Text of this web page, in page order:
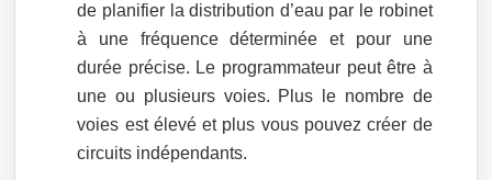
de planifier la distribution d’eau par le robinet
à une fréquence déterminée et pour une
durée précise. Le programmateur peut être à
une ou plusieurs voies. Plus le nombre de
voies est élevé et plus vous pouvez créer de
circuits indépendants.